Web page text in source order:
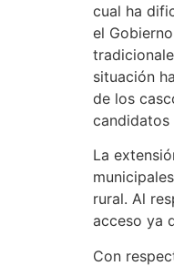
cual ha
el
situación
de los
candidatos
La
rural. Al
acceso ya
Con